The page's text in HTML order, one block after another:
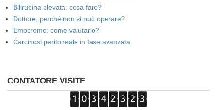
Bilirubina elevata: cosa fare?
Dottore, perché non si può operare?
Emocromo: come valutarlo?
Carcinosi peritoneale in fase avanzata
CONTATORE VISITE